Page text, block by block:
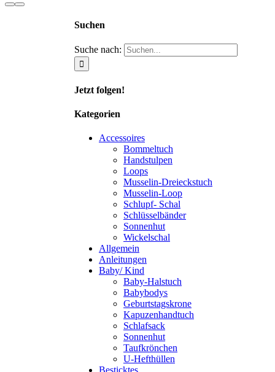
Suchen
Suche nach:
Jetzt folgen!
Kategorien
Accessoires
Bommeltuch
Handstulpen
Loops
Musselin-Dreieckstuch
Musselin-Loop
Schlupf- Schal
Schlüsselbänder
Sonnenhut
Wickelschal
Allgemein
Anleitungen
Baby/ Kind
Baby-Halstuch
Babybodys
Geburtstagskrone
Kapuzenhandtuch
Schlafsack
Sonnenhut
Taufkrönchen
U-Hefthüllen